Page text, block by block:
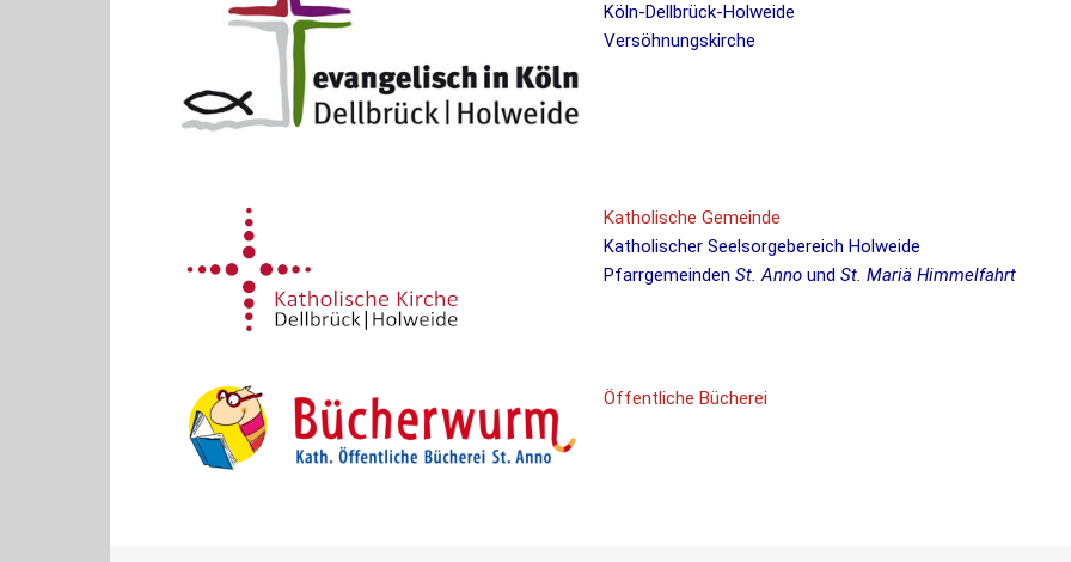
Köln-Dellbrück-Holweide
Versöhnungskirche
Katholische Gemeinde
Katholischer Seelsorgebereich Holweide
PfarrgemeindenSt. Anno undSt. Mariä Himmelfahrt
Öffentliche Bücherei